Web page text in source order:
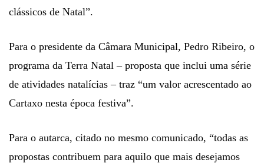
clássicos de Natal”.
Para o presidente da Câmara Municipal, Pedro Ribeiro, o
programa da Terra Natal – proposta que inclui uma série
de atividades natalícias – traz “um valor acrescentado ao
Cartaxo nesta época festiva”.
Para o autarca, citado no mesmo comunicado, “todas as
propostas contribuem para aquilo que mais desejamos